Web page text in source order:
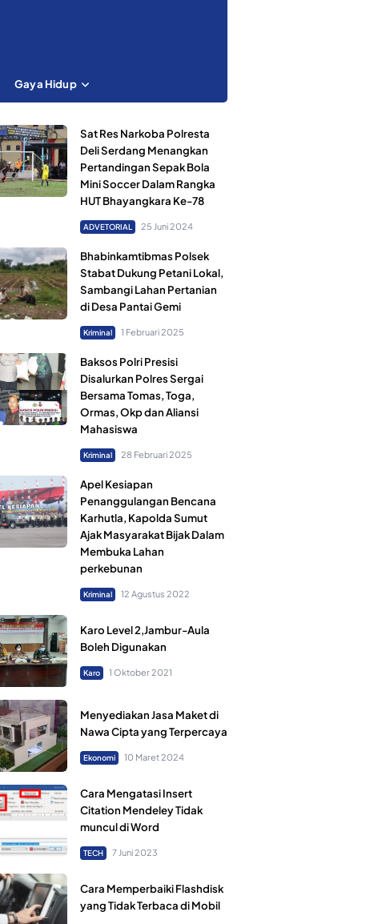
Gaya Hidup
Sat Res Narkoba Polresta
Deli Serdang Menangkan
Pertandingan Sepak Bola
Mini Soccer Dalam Rangka
HUT Bhayangkara Ke-78
ADVETORIAL 25 Juni 2024
Bhabinkamtibmas Polsek
Stabat Dukung Petani Lokal,
Sambangi Lahan Pertanian
di Desa Pantai Gemi
Kriminal 1 Februari 2025
Baksos Polri Presisi
Disalurkan Polres Sergai
Bersama Tomas, Toga,
Ormas, Okp dan Aliansi
Mahasiswa
Kriminal 28 Februari 2025
Apel Kesiapan
Penanggulangan Bencana
Karhutla, Kapolda Sumut
Ajak Masyarakat Bijak Dalam
Membuka Lahan
perkebunan
Kriminal 12 Agustus 2022
Karo Level 2,Jambur-Aula
Boleh Digunakan
Karo 1 Oktober 2021
Menyediakan Jasa Maket di
Nawa Cipta yang Terpercaya
Ekonomi 10 Maret 2024
Cara Mengatasi Insert
Citation Mendeley Tidak
muncul di Word
TECH 7 Juni 2023
Cara Memperbaiki Flashdisk
yang Tidak Terbaca di Mobil